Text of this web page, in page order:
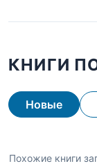
КНИГИ
Новые
Похожие книги